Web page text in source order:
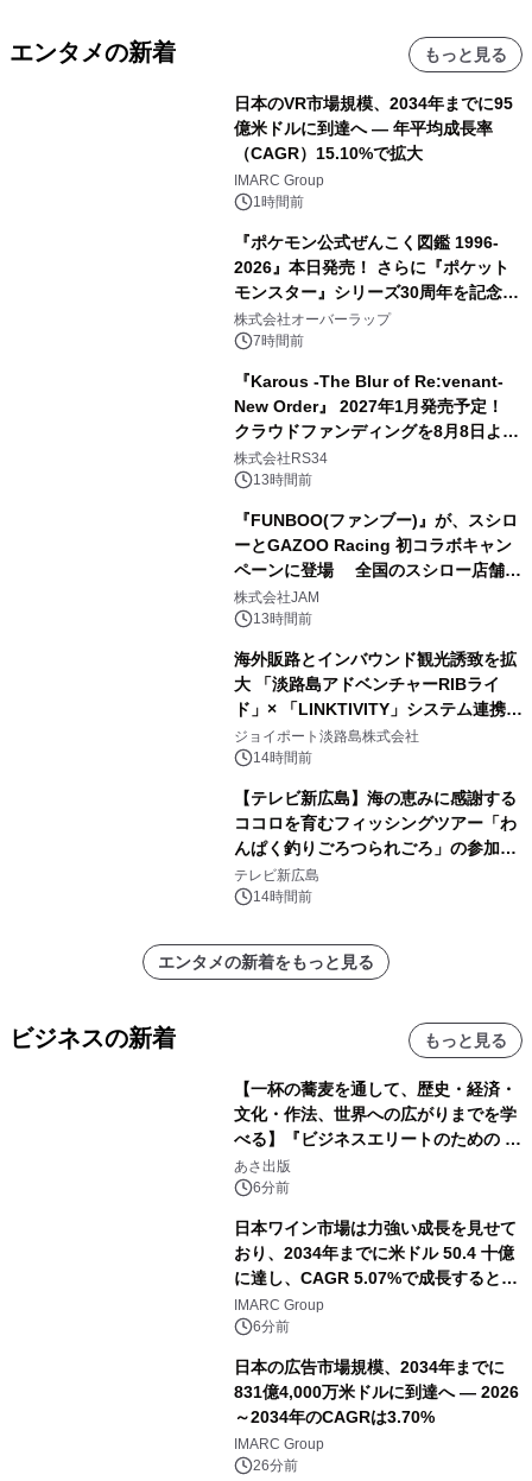
エンタメの新着 もっと見る
日本のVR市場規模、2034年までに95
億米ドルに到達へ ― 年平均成長率
（CAGR）15.10%で拡大
IMARC Group
1時間前
『ポケモン公式ぜんこく図鑑 1996-
2026』本日発売！ さらに『ポケット
モンスター』シリーズ30周年を記念し
た画集『ポケットモンスター ビジュア
ルアートブック』の発売決定！ 2026
株式会社オーバーラップ
7時間前
『Karous -The Blur of Re:venant-
New Order』 2027年1月発売予定！
クラウドファンディングを8月8日より
開始
株式会社RS34
13時間前
『FUNBOO(ファンブー)』が、スシロ
ーとGAZOO Racing 初コラボキャン
ペーンに登場 全国のスシロー店舗で
GR 4車種の FUNBOO(ミニカー)付き
メニューが展開されます
株式会社JAM
13時間前
海外販路とインバウンド観光誘致を拡
大 「淡路島アドベンチャーRIBライ
ド」× 「LINKTIVITY」システム連携を
開始！
ジョイポート淡路島株式会社
14時間前
【テレビ新広島】海の恵みに感謝する
ココロを育むフィッシングツアー「わ
んぱく釣りごろつられごろ」の参加小
学生を募集
テレビ新広島
14時間前
エンタメの新着をもっと見る
ビジネスの新着 もっと見る
【一杯の蕎麦を通して、歴史・経済・
文化・作法、世界への広がりまでを学
べる】『ビジネスエリートのための 教
養としての蕎麦』2026年8月25日
（火）発売
あさ出版
6分前
日本ワイン市場は力強い成長を見せて
おり、2034年までに米ドル 50.4 十億
に達し、CAGR 5.07%で成長すると予
測
IMARC Group
6分前
日本の広告市場規模、2034年までに
831億4,000万米ドルに到達へ ― 2026
～2034年のCAGRは3.70%
IMARC Group
26分前